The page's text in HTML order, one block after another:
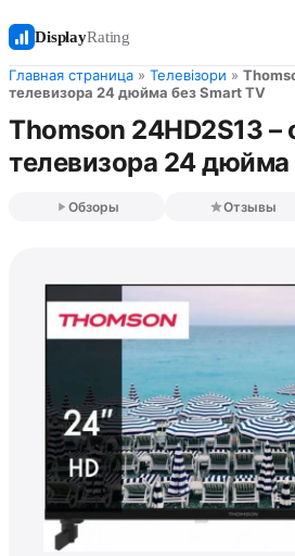
DisplayRating
Главная страница » Телевізори »
телевизора 24 дюйма без Smart TV
Thomson 24HD2S13 –
телевизора 24 дюйма
Обзоры Отзывы